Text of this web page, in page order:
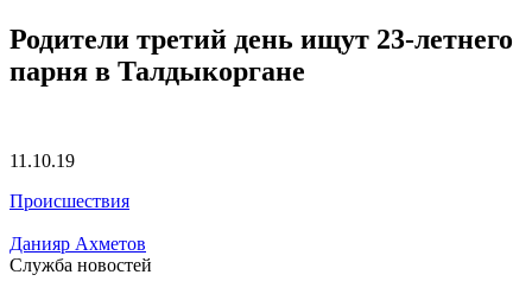
Родители третий день ищут 23-летнего
парня в Талдыкоргане
11.10.19
Происшествия
Данияр Ахметов
Служба новостей